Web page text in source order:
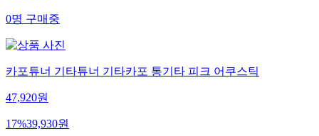
0명 구매중
카포튜너 기타튜너 기타카포 통기타 피크 어쿠스틱
47,920원
17%39,930원